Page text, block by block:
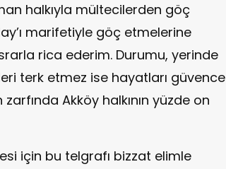
halkıyla mültecilerden göç
marifetiyle göç etmelerine
rica ederim. Durumu, yerinde
terk etmez ise hayatları güvence
Akköy halkının yüzde on
için bu telgrafı bizzat elimle